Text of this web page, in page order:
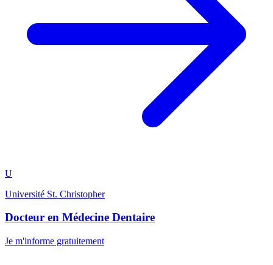
U
Université St. Christopher
Docteur en Médecine Dentaire
Je m'informe gratuitement